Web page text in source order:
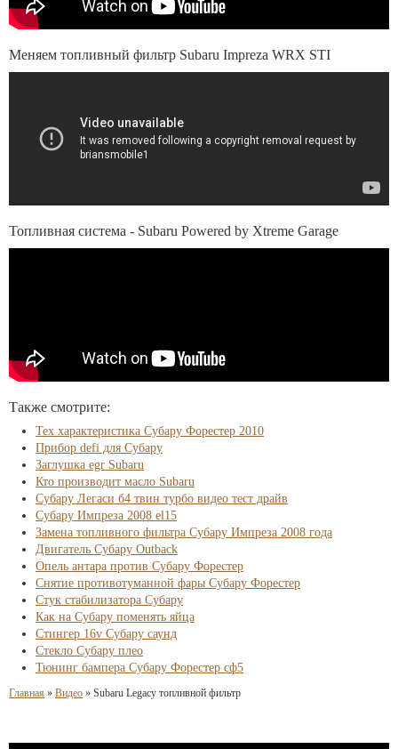
Меняем топливный фильтр Subaru Impreza WRX STI
Топливная система - Subaru Powered by Xtreme Garage
Также смотрите:
Тех характеристика Субару Форестер 2010
Прибор defi для Субару
Заглушка egr Subaru
Кто производит масло Subaru
Субару Легаси б4 твин турбо видео тест драйв
Субару Импреза 2008 el15
Замена топливного фильтра Субару Импреза 2008 года
Двигатель Субару Outback
Опель антара против Субару Форестер
Снятие противотуманной фары Субару Форестер
Стук стабилизатора Субару
Как на Субару поменять яйца
Стингер 16v Субару саунд
Стекло Субару плео
Тюнинг бампера Субару Форестер сф5
Главная » Видео » Subaru Legacy топливной фильтр